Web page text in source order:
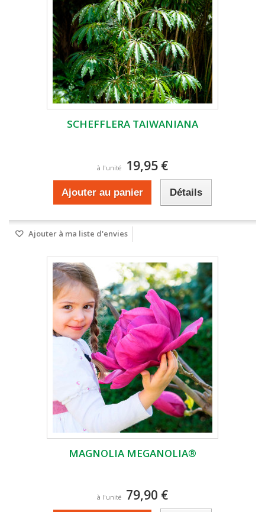
SCHEFFLERA TAIWANIANA
à l'unité 19,95 €
Ajouter au panier Détails
Ajouter à ma liste d'envies
MAGNOLIA MEGANOLIA®
à l'unité 79,90 €